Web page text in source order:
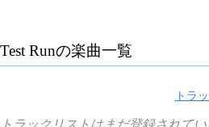
Test Runの楽曲一覧
トラ
トラックリストはまだ登録されてい